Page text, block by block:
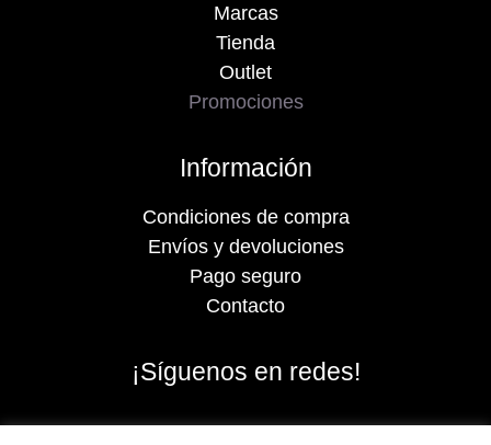
Marcas
Tienda
Outlet
Promociones
Información
Condiciones de compra
Envíos y devoluciones
Pago seguro
Contacto
¡Síguenos en redes!